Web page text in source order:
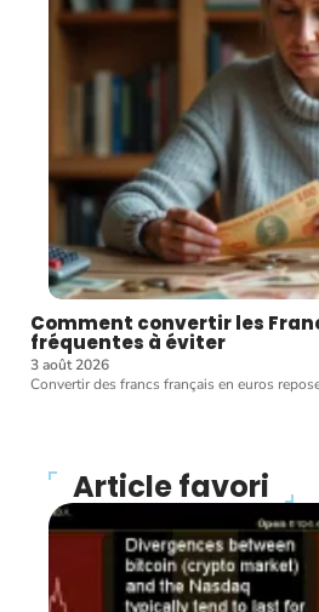
Comment convertir les
fréquentes à éviter
3 août 2026
Convertir des francs français en euros
Article favori